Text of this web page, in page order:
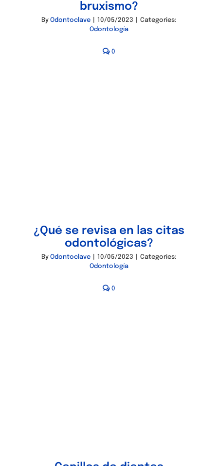
bruxismo?
By Odontoclave 10/05/2023
Categories:
Odontología
0
¿Qué se revisa en las citas
odontológicas?
By Odontoclave 10/05/2023
Categories:
Odontología
0